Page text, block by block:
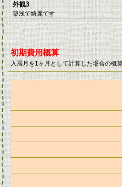
外観3
築浅で綺麗です
初期費用概算
入居月を1ヶ月として計算した場合の概